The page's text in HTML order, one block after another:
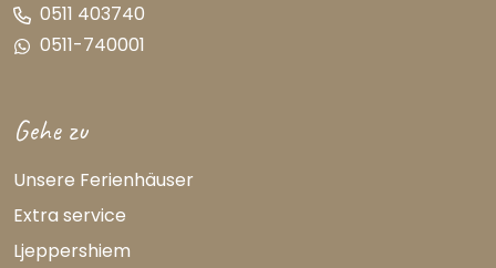
0511 403740
0511-740001
Gehe zu
Unsere Ferienhäuser
Extra service
Ljeppershiem